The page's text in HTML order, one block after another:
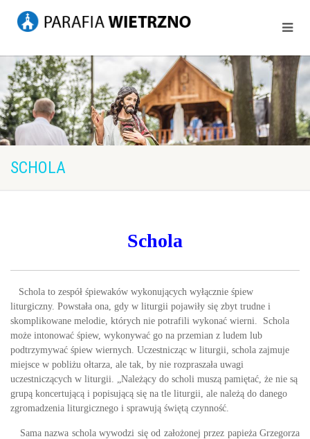
SCHOLA
Schola
Schola to zespół śpiewaków wykonujących wyłącznie śpiew
liturgiczny. Powstała ona, gdy w liturgii pojawiły się zbyt trudne i
skomplikowane melodie, których nie potrafili wykonać wierni. Schola
może intonować śpiew, wykonywać go na przemian z ludem lub
podtrzymywać śpiew wiernych. Uczestnicząc w liturgii, schola zajmuje
miejsce w pobliżu ołtarza, ale tak, by nie rozpraszała uwagi
uczestniczących w liturgii. „Należący do scholi muszą pamiętać, że nie są
grupą koncertującą i popisującą się na tle liturgii, ale należą do danego
zgromadzenia liturgicznego i sprawują świętą czynność.
Sama nazwa schola wywodzi się od założonej przez papieża Grzegorza